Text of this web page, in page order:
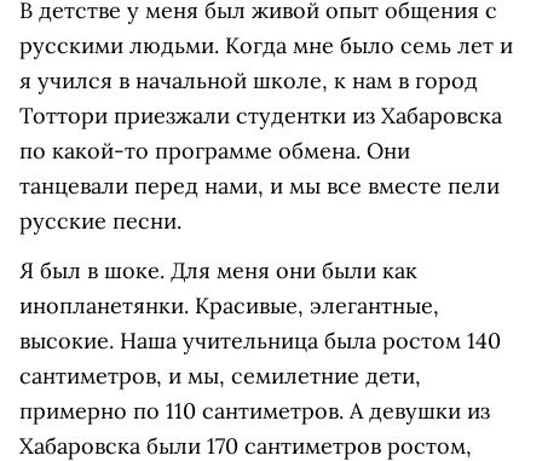
В детстве у меня был живой опыт общения с
русскими людьми. Когда мне было семь лет и
я учился в начальной школе, к нам в город
Тоттори приезжали студентки из Хабаровска
по какой-то программе обмена. Они
танцевали перед нами, и мы все вместе пели
русские песни.
Я был в шоке. Для меня они были как
инопланетянки. Красивые, элегантные,
высокие. Наша учительница была ростом 140
сантиметров, и мы, семилетние дети,
примерно по 110 сантиметров. А девушки из
Хабаровска были 170 сантиметров ростом,